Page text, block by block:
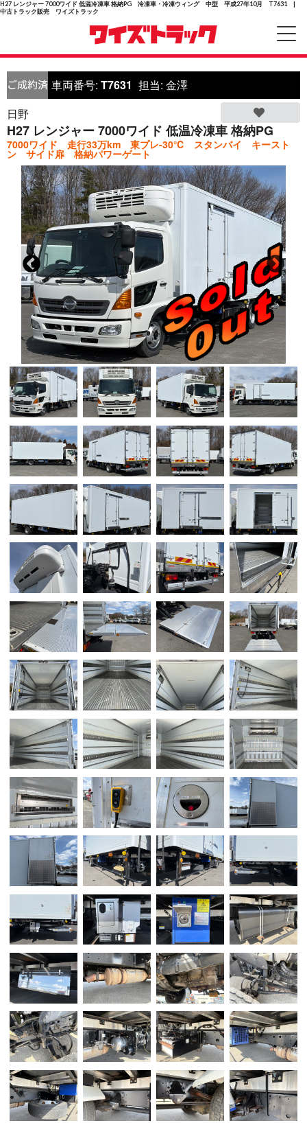
H27 レンジャー 7000ワイド 低温冷凍車 格納PG 冷凍車・冷凍ウィング 中型 平成27年10月 T7631 |
中古トラック販売 ワイズトラック
車両番号: T7631 担当: 金澤
日野
H27 レンジャー 7000ワイド 低温冷凍車 格納PG
7000ワイド 走行33万km 東プレ-30℃ スタンバイ キースト
ン サイド扉 格納パワーゲート